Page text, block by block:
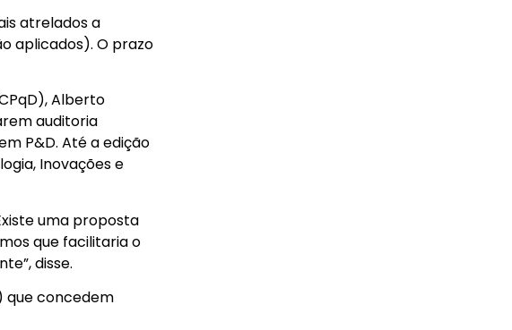
atrelados a
aplicados). O prazo
Alberto
auditoria
P&D. Até a edição
Inovações e
uma proposta
que facilitaria o
disse.
que concedem